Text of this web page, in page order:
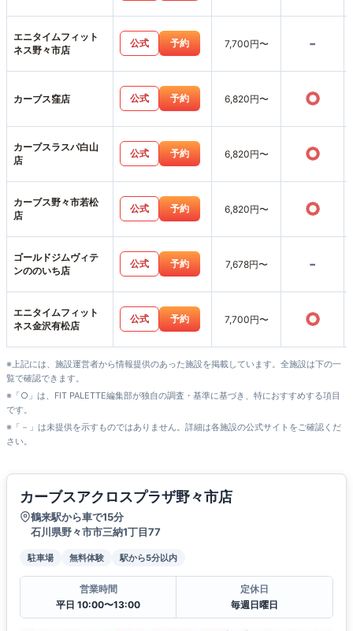
エニタイムフィット
ネス野々市店
公式 予約 7,700円〜 -
カーブス窪店 公式 予約 6,820円〜 ○
カーブスラスパ白山
店
公式 予約 6,820円〜 ○
カーブス野々市若松
店
公式 予約 6,820円〜 ○
ゴールドジムヴィテ
ンののいち店
公式 予約 7,678円〜 -
エニタイムフィット
ネス金沢有松店
公式 予約 7,700円〜 ○
※上記には、施設運営者から情報提供のあった施設を掲載しています。全施設は下の一
覧で確認できます。
※「○」は、FIT PALETTE編集部が独自の調査・基準に基づき、特におすすめする項目
です。
※「－」は未提供を示すものではありません。詳細は各施設の公式サイトをご確認くだ
さい。
カーブスアクロスプラザ野々市店
鶴来駅から車で15分
石川県野々市市三納1丁目77
駐車場 無料体験 駅から5分以内
営業時間
平日 10:00〜13:00
定休日
毎週日曜日